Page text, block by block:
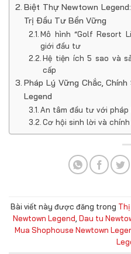
Biệt Thự Newtown
Trị Đầu Tư Bền Vững
Mô hình “Golf Resort
giới đầu tư
Hệ tiện ích 5 sao và
cấp
Pháp Lý Vững Chắc,
Legend
An tâm đầu tư với pháp
Cơ hội sinh lời và
Bài viết này được đăng trong
Newtown Legend Dau tu
Mua Shophouse Newtown